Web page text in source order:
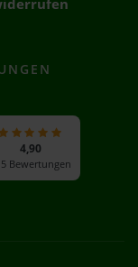
4,90
Bewertungen